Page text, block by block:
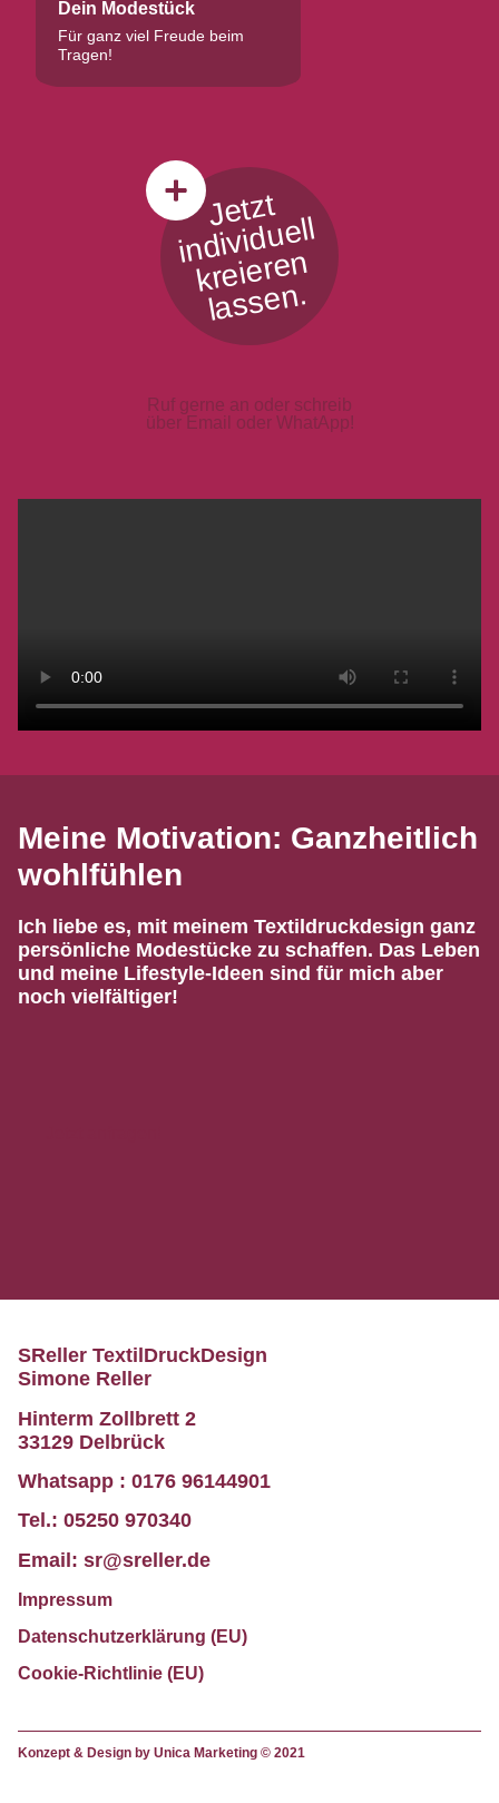
Dein Modestück
Für ganz viel Freude beim
Tragen!
Ruf gerne an oder schreib
über Email oder WhatApp!
Jetzt
i
n
di
vi
d
u
ell
kr
ei
er
e
n
l
a
s
s
e
n.
Meine Motivation: Ganzheitlich
wohlfühlen
Ich liebe es, mit meinem Textildruckdesign ganz
persönliche Modestücke zu schaffen. Das Leben
und meine Lifestyle-Ideen sind für mich aber
noch vielfältiger!
SReller TextilDruckDesign
Simone Reller
Hinterm Zollbrett 2
33129 Delbrück
Whatsapp : 0176 96144901
Tel.: 05250 970340
Email: sr@sreller.de
Impressum
Datenschutzerklärung (EU)
Cookie-Richtlinie (EU)
Konzept & Design by Unica Marketing © 2021